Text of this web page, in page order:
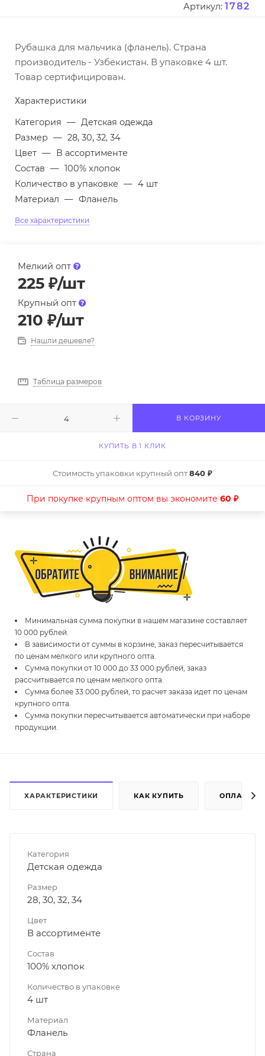
Артикул: 1782
Рубашка для мальчика (фланель). Страна
производитель - Узбекистан. В упаковке 4 шт.
Товар сертифицирован.
Характеристики
Категория — Детская одежда
Размер — 28, 30, 32, 34
Цвет — В ассортименте
Состав — 100% хлопок
Количество в упаковке — 4 шт
Материал — Фланель
Все характеристики
Мелкий опт
225 ₽/шт
Крупный опт
210 ₽/шт
Нашли дешевле?
Таблица размеров
В КОРЗИНУ
КУПИТЬ В 1 КЛИК
Стоимость упаковки крупный опт840 ₽
При покупке крупным оптом вы экономите 60 ₽
Минимальная сумма покупки в нашем магазине составляет
10 000 рублей.
В зависимости от суммы в корзине, заказ пересчитывается
по ценам мелкого или крупного опта.
Сумма покупки от 10 000 до 33 000 рублей, заказ
рассчитывается по ценам мелкого опта.
Сумма более 33 000 рублей, то расчет заказа идет по ценам
крупного опта.
Сумма покупки пересчитывается автоматически при наборе
продукции.
ХАРАКТЕРИСТИКИ КАК КУПИТЬ ОПЛАТА
Категория
Детская одежда
Размер
28, 30, 32, 34
Цвет
В ассортименте
Состав
100% хлопок
Количество в упаковке
4 шт
Материал
Фланель
Страна